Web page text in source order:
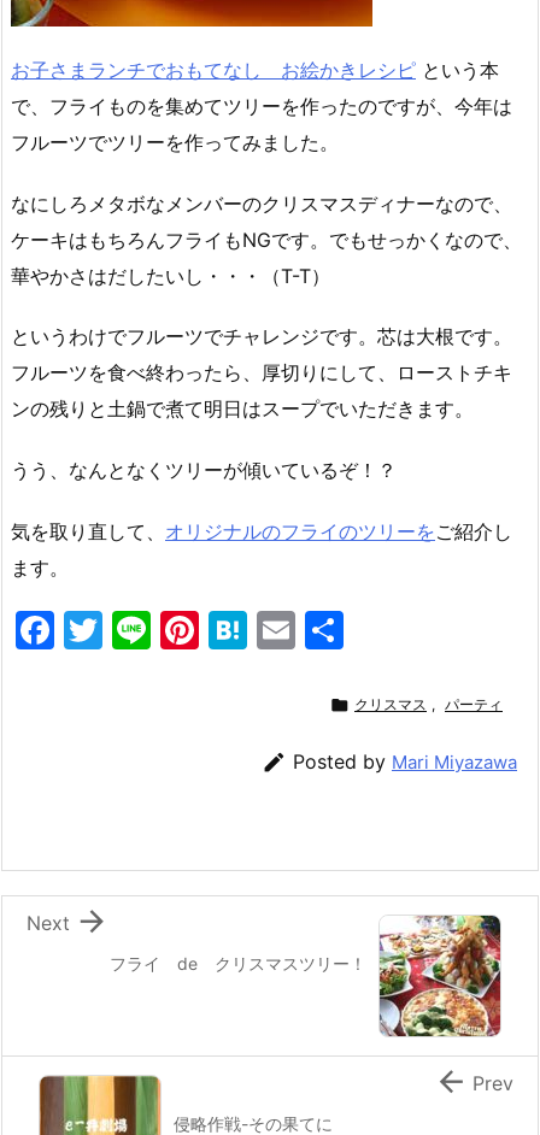
お子さまランチでおもてなし お絵かきレシピ という本
で、フライものを集めてツリーを作ったのですが、今年は
フルーツでツリーを作ってみました。
なにしろメタボなメンバーのクリスマスディナーなので、
ケーキはもちろんフライもNGです。でもせっかくなので、
華やかさはだしたいし・・・（T-T）
というわけでフルーツでチャレンジです。芯は大根です。
フルーツを食べ終わったら、厚切りにして、ローストチキ
ンの残りと土鍋で煮て明日はスープでいただきます。
うう、なんとなくツリーが傾いているぞ！？
気を取り直して、 オリジナルのフライのツリーをご紹介し
ます。
F
o
k
T
Li Pi H
a
E
l
 クリスマス , パーティ
 Posted by Mari Miyazawa
フライ de クリスマスツリー！

Next
侵略作戦-その果てに
 Prev